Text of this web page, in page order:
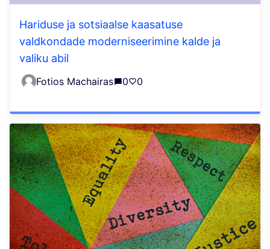
Hariduse ja sotsiaalse kaasatuse
valdkondade moderniseerimine kalde ja
valiku abil
Fotios Machairas 0 0